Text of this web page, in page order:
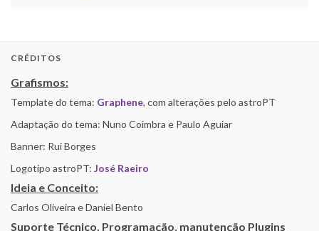
CRÉDITOS
Grafismos:
Template do tema: Graphene, com alterações pelo astroPT
Adaptação do tema: Nuno Coimbra e Paulo Aguiar
Banner: Rui Borges
Logotipo astroPT: José Raeiro
Ideia e Conceito:
Carlos Oliveira e Daniel Bento
Suporte Técnico, Programação, manutenção Plugins